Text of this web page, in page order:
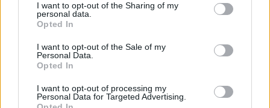
I want to opt-out of the Sharing of my
personal data.
Opted In
I want to opt-out of the Sale of my
Personal Data.
Opted In
I want to opt-out of processing my
Personal Data for Targeted Advertising.